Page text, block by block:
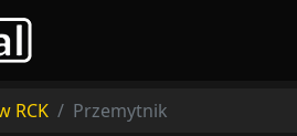
RCK Przemytnik